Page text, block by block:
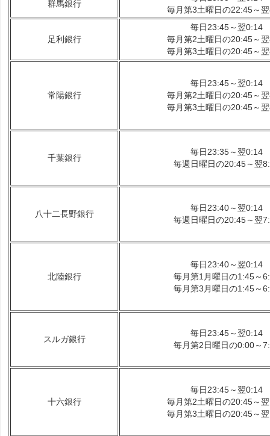
群馬銀行
毎月第3土曜日の22:45～
足利銀行
毎日23:45～翌0:14
毎月第2土曜日の20:45～
毎月第3土曜日の20:45～
常陽銀行
毎日23:45～翌0:14
毎月第2土曜日の20:45～
毎月第3土曜日の20:45～
千葉銀行
毎日23:35～翌0:14
毎週日曜日の20:45～翌
八十二長野銀行
毎日23:40～翌0:14
毎週日曜日の20:45～翌
北陸銀行
毎日23:40～翌0:14
毎月第1月曜日の1:45～
毎月第3月曜日の1:45～
スルガ銀行
毎日23:45～翌0:14
毎月第2日曜日の0:00～
十六銀行
毎日23:45～翌0:14
毎月第2土曜日の20:45～
毎月第3土曜日の20:45～